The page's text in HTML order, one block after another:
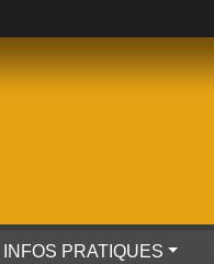
INFOS PRATIQUES